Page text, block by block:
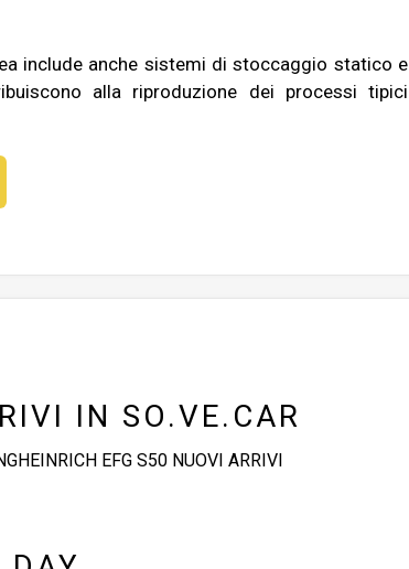
include anche sistemi di stoccaggio statico e
alla riproduzione dei processi tipici
IN SO.VE.CAR
EFG S50 NUOVI ARRIVI